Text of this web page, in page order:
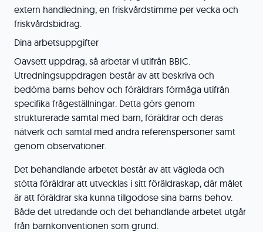
extern handledning, en friskvårdstimme per vecka och
friskvårdsbidrag.
Dina arbetsuppgifter
Oavsett uppdrag, så arbetar vi utifrån BBIC.
Utredningsuppdragen består av att beskriva och
bedöma barns behov och föräldrars förmåga utifrån
specifika frågeställningar. Detta görs genom
strukturerade samtal med barn, föräldrar och deras
nätverk och samtal med andra referenspersoner samt
genom observationer.
Det behandlande arbetet består av att vägleda och
stötta föräldrar att utvecklas i sitt föräldraskap, där målet
är att föräldrar ska kunna tillgodose sina barns behov.
Både det utredande och det behandlande arbetet utgår
från barnkonventionen som grund.